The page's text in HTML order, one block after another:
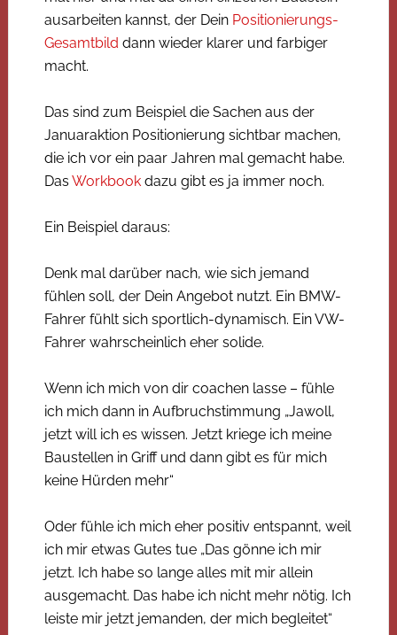
ausarbeiten kannst, der Dein Positionierungs-
Gesamtbild dann wieder klarer und farbiger
macht.
Das sind zum Beispiel die Sachen aus der
Januaraktion Positionierung sichtbar machen,
die ich vor ein paar Jahren mal gemacht habe.
Das Workbookdazu gibt es ja immer noch.
Ein Beispiel daraus:
Denk mal darüber nach, wie sich jemand
fühlen soll, der Dein Angebot nutzt. Ein BMW-
Fahrer fühlt sich sportlich-dynamisch. Ein VW-
Fahrer wahrscheinlich eher solide.
Wenn ich mich von dir coachen lasse – fühle
ich mich dann in Aufbruchstimmung „Jawoll,
jetzt will ich es wissen. Jetzt kriege ich meine
Baustellen in Griff und dann gibt es für mich
keine Hürden mehr“
Oder fühle ich mich eher positiv entspannt, weil
ich mir etwas Gutes tue „Das gönne ich mir
jetzt. Ich habe so lange alles mit mir allein
ausgemacht. Das habe ich nicht mehr nötig. Ich
leiste mir jetzt jemanden, der mich begleitet“